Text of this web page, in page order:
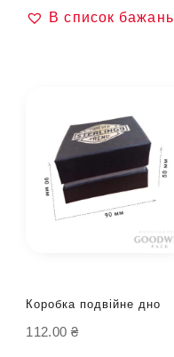
В список бажань
Коробка подвійне дно
112.00 ₴